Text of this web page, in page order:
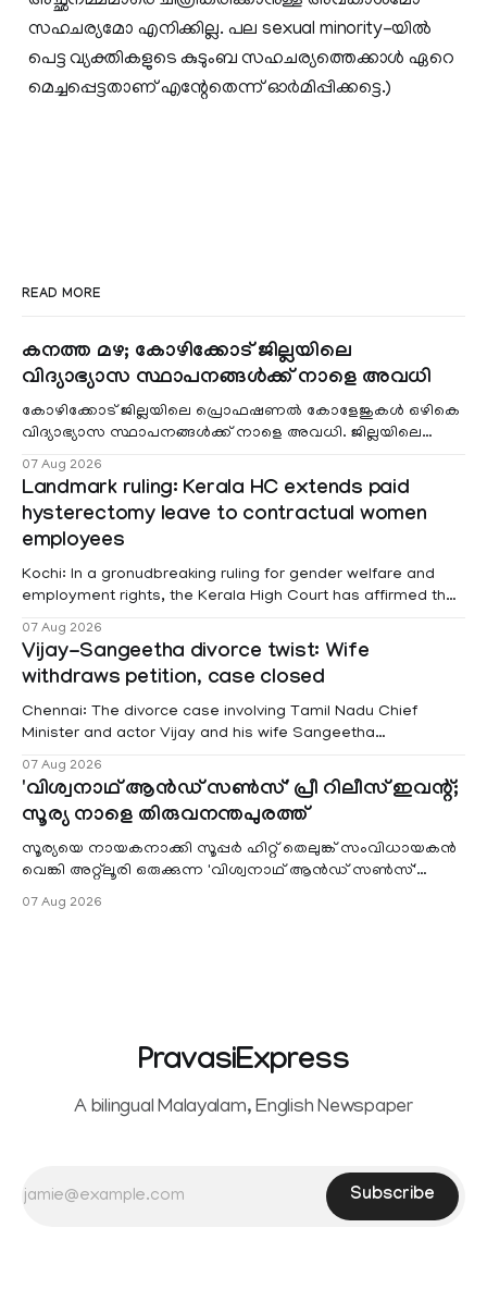
സഹചര്യമോ എനിക്കില്ല. പല sexual minority-യിൽ
പെട്ട വ്യക്തികളുടെ കുടുംബ സഹചര്യത്തെക്കാൾ ഏറെ
മെച്ചപ്പെട്ടതാണ് എന്റേതെന്ന് ഓർമിപ്പിക്കട്ടെ.)
READ MORE
കനത്ത മഴ; കോഴിക്കോട് ജില്ലയിലെ
വിദ്യാഭ്യാസ സ്ഥാപനങ്ങൾക്ക് നാളെ അവധി
കോഴിക്കോട് ജില്ലയിലെ പ്രൊഫഷണൽ കോളേജുകൾ ഒഴികെ
വിദ്യാഭ്യാസ സ്ഥാപനങ്ങൾക്ക് നാളെ അവധി. ജില്ലയിലെ
മലയോര- തീരദേശ മേഖലകളിലും മറ്റും ശക്തമായ മഴയു
07 Aug 2026
Landmark ruling: Kerala HC extends paid
hysterectomy leave to contractual women
employees
Kochi: In a gronudbreaking ruling for gender welfare and
employment rights, the Kerala High Court has affirmed that
female contractual staff employed in government-funded
projects are eligible for paid medical leave following
hysterectomy surgery under the Kerala Service Rules
(KSR). The court noted that since essential benefits like
maternity
07 Aug 2026
Vijay-Sangeetha divorce twist: Wife
withdraws petition, case closed
Chennai: The divorce case involving Tamil Nadu Chief
Minister and actor Vijay and his wife Sangeetha
Sowrnalingam has taken a new turn after Sangeetha
Sowrnalingam has taken a new turn after Sangeetha
reportedly withdrew the divorce petition she had filed
seeking separation from Vijay. Following the withdrawal of
the petition,
07 Aug 2026
'വിശ്വനാഥ് ആൻഡ് സൺസ്' പ്രീ റിലീസ് ഇവന്റ്;
സൂര്യ നാളെ തിരുവനന്തപുരത്ത്
സൂര്യയെ നായകനാക്കി സൂപ്പർ ഹിറ്റ് തെലുങ്ക് സംവിധായകൻ
വെങ്കി അറ്റ്ലൂരി ഒരുക്കുന്ന 'വിശ്വനാഥ് ആൻഡ് സൺസ്'
കേരളത്തിലെ പ്രീ റിലീസ്
07 Aug 2026
PravasiExpress
A bilingual Malayalam, English Newspaper
Subscribe